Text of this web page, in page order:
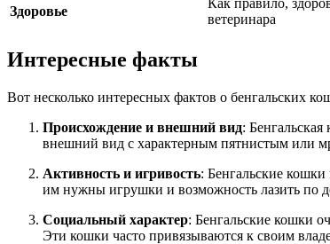
Здоровье
Как правило,
ветеринара
Интересные факты
Вот несколько интересных фактов о бенгальских
Происхождение и внешний вид:
внешний вид с характерным пятнистым или
Активность и игривость: Бенгальские
им нужны игрушки и возможность лазить по
Социальный характер: Бенгальские кошки
Эти кошки часто привязываются к своим